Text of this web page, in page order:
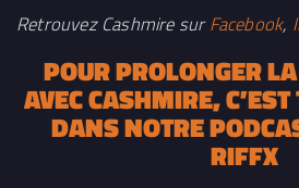
Retrouvez Cashmire surFacebook,
POUR PROLONGER
AVEC CASHMIRE,
DANS NOTRE
RIFFX